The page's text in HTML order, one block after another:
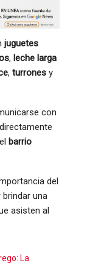
juguetes
, leche larga
, turrones y
con
barrio
del
una
asisten al
La